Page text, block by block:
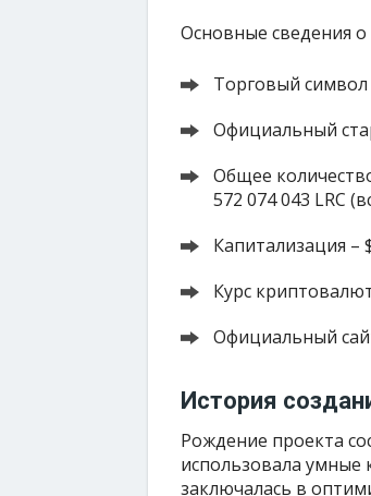
Основные сведения
Торговый символ
Официальный
Общее
572 074 043 LRC
Капитализация –
Курс
Официальный
История
Рождение проекта
использовала умные
заключалась в